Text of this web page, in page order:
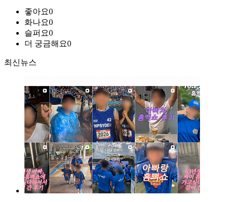
좋아요0
화나요0
슬퍼요0
더 궁금해요0
최신뉴스